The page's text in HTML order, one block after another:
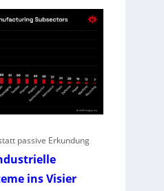
passive Erkundung
ins Visier